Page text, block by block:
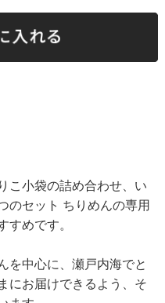
こ小袋の詰め合わせ、い
のセット ちりめんの専用
すめです。
を中心に、瀬戸内海でと
にお届けできるよう、そ